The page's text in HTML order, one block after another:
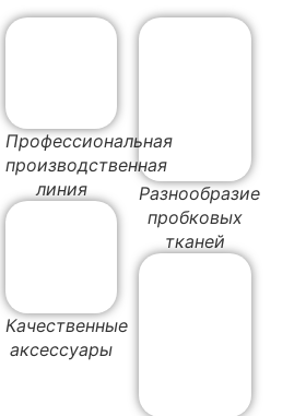
Профессиональная
производственная
линия
Качественные
аксессуары
Разнообразие
пробковых
тканей